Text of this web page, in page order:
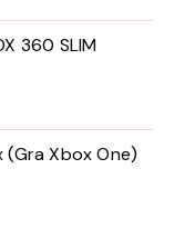
360 SLIM
(Gra Xbox One)